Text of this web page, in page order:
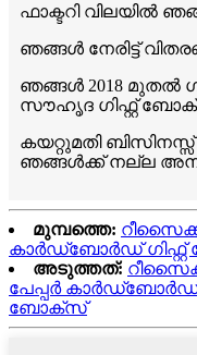
ഫാക്ടറി വിലയിൽ
ഞങ്ങൾ നേരിട്ട്
ഞങ്ങൾ 2018 മുതൽ
സൗഹൃദ ഗിഫ്റ്റ്
കയറ്റുമതി
ഞങ്ങൾക്ക് നല്ല
മുമ്പത്തെ:
കാർഡ്ബോർഡ്
അടുത്തത്:
പേപ്പർ കാർഡ്ബോർഡ്
ബോക്സ്